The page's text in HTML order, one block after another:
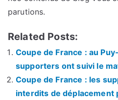
parutions.
Related Posts:
Coupe de France : au
supporters ont suivi le
Coupe de France : les
interdits de déplacement